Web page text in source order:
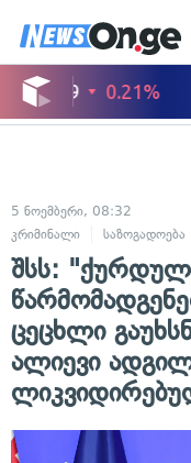
5 ნოემბერი, 08:32
კრიმინალი
საზოგადოება
შსს:
ცეცხლი
ალიევი